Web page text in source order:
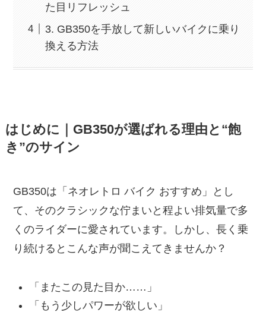
た目リフレッシュ
3. GB350を手放して新しいバイクに乗り
換える方法
はじめに｜GB350が選ばれる理由と“飽
き”のサイン
GB350は「ネオレトロ バイク おすすめ」とし
て、そのクラシックな佇まいと程よい排気量で多
くのライダーに愛されています。しかし、長く乗
り続けるとこんな声が聞こえてきませんか？
「またこの見た目か……」
「もう少しパワーが欲しい」